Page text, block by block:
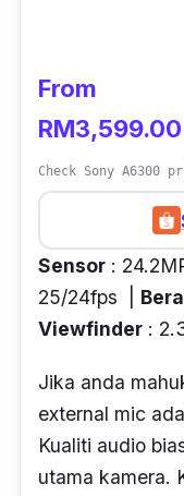
From
RM3,599.00
Check Sony A6300
Sensor :
25/24fps |
Viewfinder :
Jika anda
external mic
Kualiti audio
utama kamera.